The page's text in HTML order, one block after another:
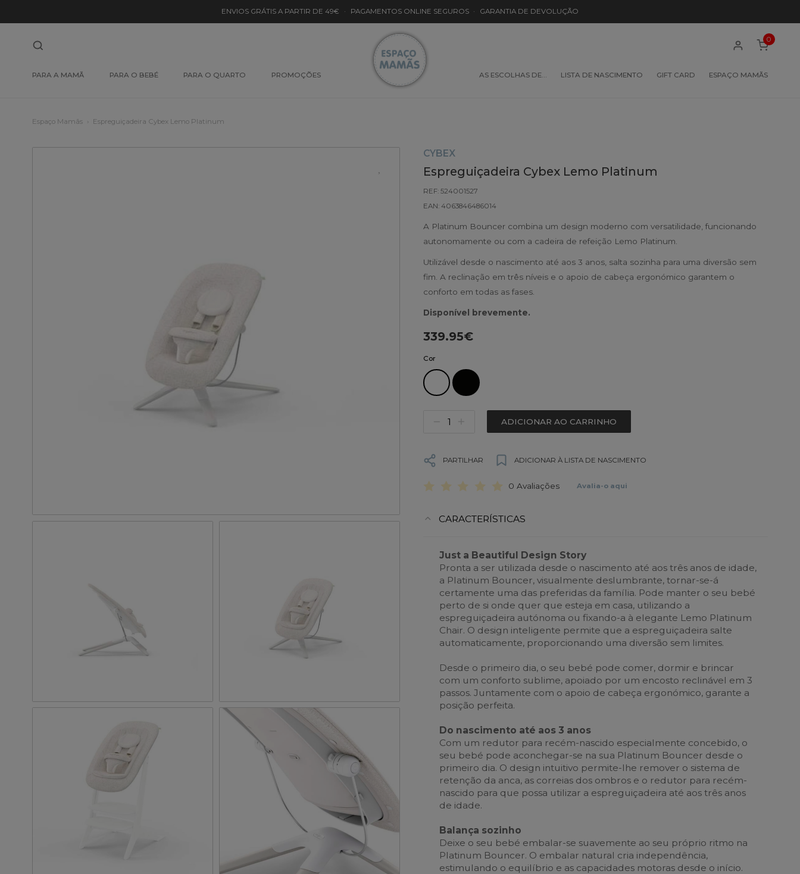
ENVIOS GRÁTIS A PARTIR DE 49€ · PAGAMENTOS ONLINE SEGUROS · GARANTIA DE DEVOLUÇÃO
PARA A MAMÃ PARA O BEBÉ PARA O QUARTO PROMOÇÕES AS ESCOLHAS DE… LISTA DE NASCIMENTO GIFT CARD ESPAÇO MAMÃS
0
Espaço Mamãs Espreguiçadeira Cybex Lemo Platinum
CYBEX
Espreguiçadeira Cybex Lemo Platinum
REF: 524001527
EAN: 4063846486014
A Platinum Bouncer combina um design moderno com versatilidade, funcionando
autonomamente ou com a cadeira de refeição Lemo Platinum.
Utilizável desde o nascimento até aos 3 anos, salta sozinha para uma diversão sem
fim. A reclinação em três níveis e o apoio de cabeça ergonómico garantem o
conforto em todas as fases.
Disponível brevemente.
339.95€
Cor
ADICIONAR AO CARRINHO
PARTILHAR ADICIONAR À LISTA DE NASCIMENTO
0 Avaliações Avalia-o aqui
CARACTERÍSTICAS
Just a Beautiful Design Story
Pronta a ser utilizada desde o nascimento até aos três anos de idade,
a Platinum Bouncer, visualmente deslumbrante, tornar-se-á
certamente uma das preferidas da família. Pode manter o seu bebé
perto de si onde quer que esteja em casa, utilizando a
espreguiçadeira autónoma ou fixando-a à elegante Lemo Platinum
Chair. O design inteligente permite que a espreguiçadeira salte
automaticamente, proporcionando uma diversão sem limites.
Desde o primeiro dia, o seu bebé pode comer, dormir e brincar
com um conforto sublime, apoiado por um encosto reclinável em 3
passos. Juntamente com o apoio de cabeça ergonómico, garante a
posição perfeita.
Do nascimento até aos 3 anos
Com um redutor para recém-nascido especialmente concebido, o
seu bebé pode aconchegar-se na sua Platinum Bouncer desde o
primeiro dia. O design intuitivo permite-lhe remover o sistema de
retenção da anca, as correias dos ombros e o redutor para recém-
nascido para que possa utilizar a espreguiçadeira até aos três anos
de idade.
Balança sozinho
Deixe o seu bebé embalar-se suavemente ao seu próprio ritmo na
Platinum Bouncer. O embalar natural cria independência,
estimulando o equilíbrio e as capacidades motoras desde o início.